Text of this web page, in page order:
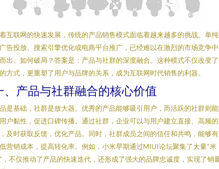
互联网的快速发展，传统的产品销售模式面临着越来越多的挑战。单
告投放、搜索引擎优化或电商平台推广，已经难以在激烈的市场竞争
出。如何破局？答案是：产品与社群的深度融合。这种模式不仅改变
方式，更重塑了用户与品牌的关系，成为互联网时代销售的利器。
、产品与社群融合的核心价值
是基础，社群是放大器。优秀的产品能够吸引用户，而活跃的社群则
户黏性，促进口碑传播。通过社群，企业可以与用户建立直接、高频
及时获取反馈，优化产品。同时，社群成员之间的信任和共鸣，能够
营销成本，提高转化率。例如，小米早期通过MIUI论坛聚集了大量“米
，不仅推动了产品的快速迭代，还形成了强大的品牌忠诚度，实现了销